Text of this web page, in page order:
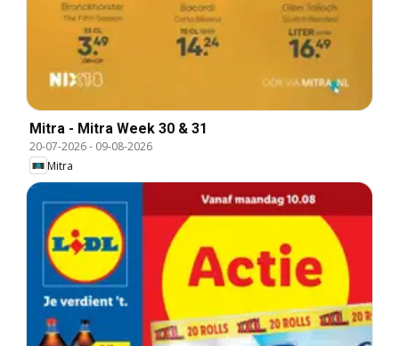
Mitra - Mitra Week 30 & 31
20-07-2026- 09-08-2026
Mitra